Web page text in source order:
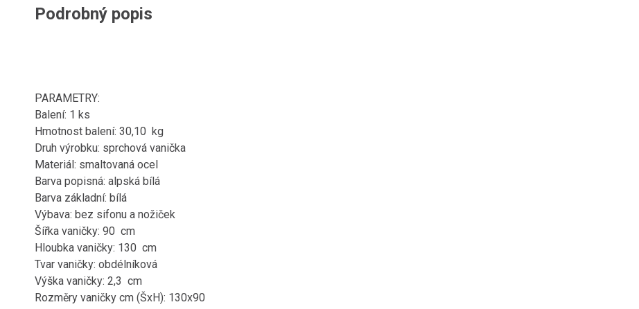
Podrobný popis
PARAMETRY:
Balení: 1 ks
Hmotnost balení: 30,10 kg
Druh výrobku: sprchová vanička
Materiál: smaltovaná ocel
Barva popisná: alpská bílá
Barva základní: bílá
Výbava: bez sifonu a nožiček
Šířka vaničky: 90 cm
Hloubka vaničky: 130 cm
Tvar vaničky: obdélníková
Výška vaničky: 2,3 cm
Rozměry vaničky cm (ŠxH): 130x90